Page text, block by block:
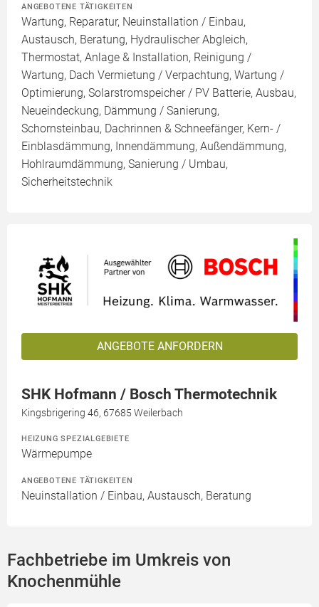
ANGEBOTENE TÄTIGKEITEN
Wartung, Reparatur, Neuinstallation / Einbau,
Austausch, Beratung, Hydraulischer Abgleich,
Thermostat, Anlage & Installation, Reinigung /
Wartung, Dach Vermietung / Verpachtung, Wartung /
Optimierung, Solarstromspeicher / PV Batterie, Ausbau,
Neueindeckung, Dämmung / Sanierung,
Schornsteinbau, Dachrinnen & Schneefänger, Kern- /
Einblasdämmung, Innendämmung, Außendämmung,
Hohlraumdämmung, Sanierung / Umbau,
Sicherheitstechnik
ANGEBOTE ANFORDERN
SHK Hofmann / Bosch Thermotechnik
Kingsbrigering 46, 67685 Weilerbach
HEIZUNG SPEZIALGEBIETE
Wärmepumpe
ANGEBOTENE TÄTIGKEITEN
Neuinstallation / Einbau, Austausch, Beratung
Fachbetriebe im Umkreis von
Knochenmühle